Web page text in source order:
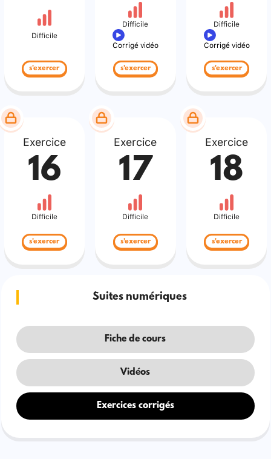
Difficile
s'exercer
Difficile
Corrigé vidéo
s'exercer
Difficile
Corrigé vidéo
s'exercer
Exercice
16
Difficile
s'exercer
Exercice
17
Difficile
s'exercer
Exercice
18
Difficile
s'exercer
Suites numériques
Fiche de cours
Vidéos
Exercices corrigés